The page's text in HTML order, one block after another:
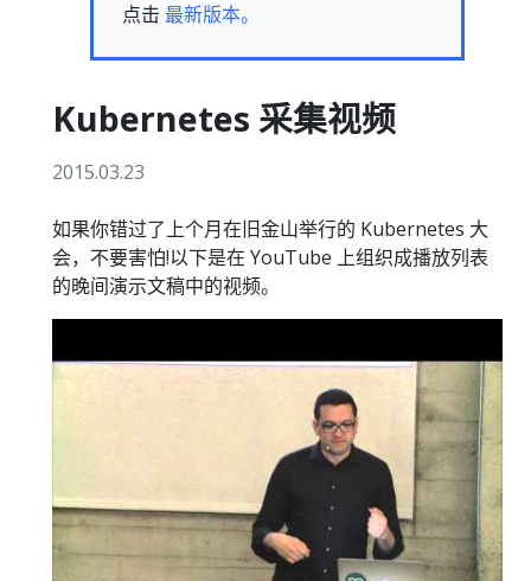
点击 最新版本。
Kubernetes 采集视频
2015.03.23
如果你错过了上个月在旧金山举行的 Kubernetes 大
会，不要害怕!以下是在 YouTube 上组织成播放列表
的晚间演示文稿中的视频。